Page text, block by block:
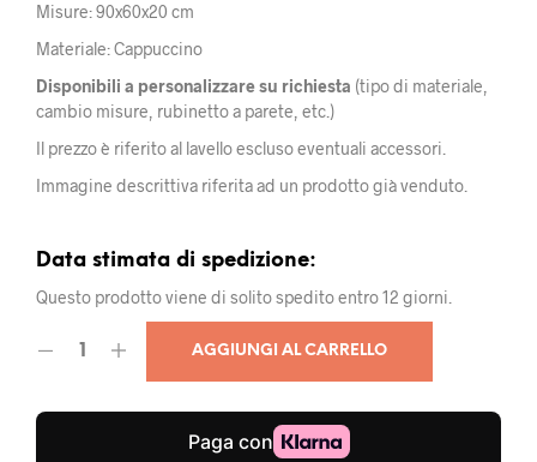
Misure: 90x60x20 cm
Materiale: Cappuccino
Disponibili a personalizzare su richiesta (tipo di materiale,
cambio misure, rubinetto a parete, etc.)
Il prezzo è riferito al lavello escluso eventuali accessori.
Immagine descrittiva riferita ad un prodotto già venduto.
Data stimata di spedizione:
Questo prodotto viene di solito spedito entro 12 giorni.
AGGIUNGI AL CARRELLO